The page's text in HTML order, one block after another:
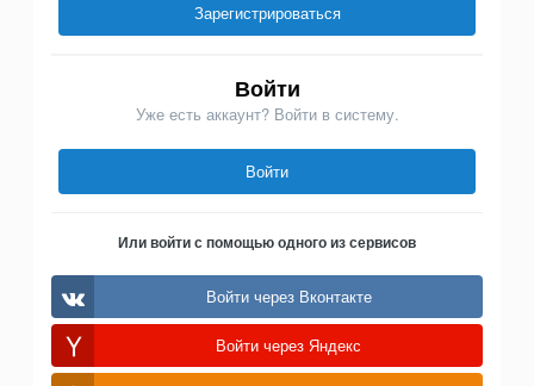
Зарегистрироваться
Войти
Уже есть аккаунт? Войти в систему.
Войти
Или войти с помощью одного из сервисов
Войти через Вконтакте
Войти через Яндекс